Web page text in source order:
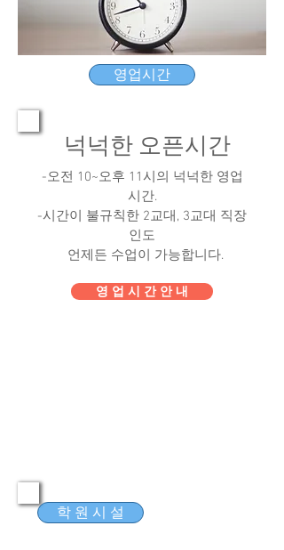
영업시간
넉넉한 오픈시간
-오전 10~오후 11시의 넉넉한 영업
시간.
-시간이 불규칙한 2교대, 3교대 직장
인도
언제든 수업이 가능합니다.
영 업 시 간 안 내
학 원 시 설